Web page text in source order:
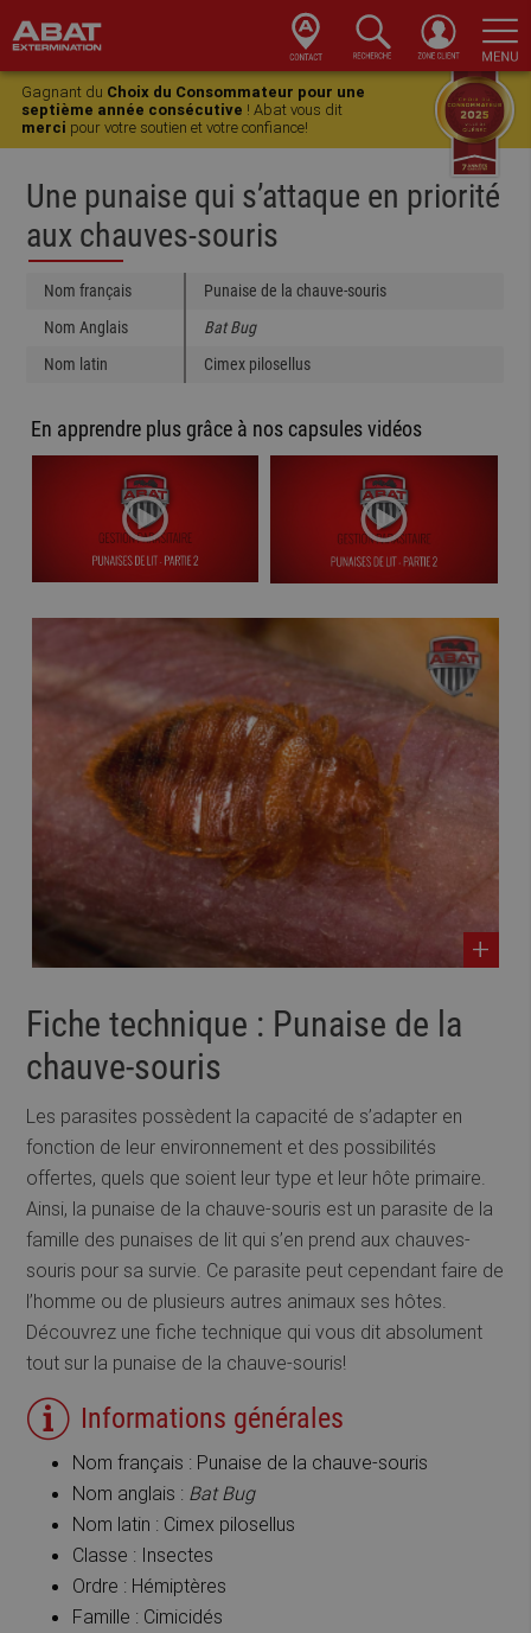
Skip
primary
navigation
Skip
main
content
Skip
primary
sidebar
Skip
footer
Gagnant du Choix du Consommateur pour une
septième année consécutive ! Abat vous dit
merci pour votre soutien et votre confiance!
Une punaise qui s’attaque en priorité
aux chauves-souris
Nom français
Punaise de la chauve-souris
Nom Anglais
Bat Bug
Nom latin
Cimex pilosellus
En apprendre plus grâce à nos capsules vidéos
Fiche technique : Punaise de la
chauve-souris
Les parasites possèdent la capacité de s’adapter en
fonction de leur environnement et des possibilités
offertes, quels que soient leur type et leur hôte primaire.
Ainsi, la punaise de la chauve-souris est un parasite de la
famille des punaises de lit qui s’en prend aux chauves-
souris pour sa survie. Ce parasite peut cependant faire de
l’homme ou de plusieurs autres animaux ses hôtes.
Découvrez une fiche technique qui vous dit absolument
tout sur la punaise de la chauve-souris!
Informations générales
Nom français : Punaise de la chauve-souris
Nom anglais : Bat Bug
Nom latin : Cimex pilosellus
Classe : Insectes
Ordre : Hémiptères
Famille : Cimicidés